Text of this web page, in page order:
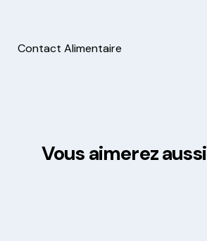
Contact Alimentaire
Vous aimerez aussi